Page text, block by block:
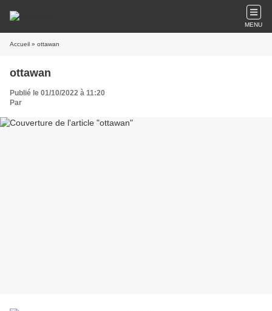
MENU
Accueil » ottawan
ottawan
Publié le 01/10/2022 à 11:20
Par